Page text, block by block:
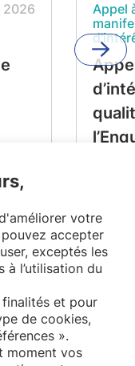
2026
Appel
votre
accepter
exceptés les
à l’utilisation du
finalités et pour
de cookies,
».
moment vos